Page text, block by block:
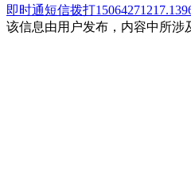
即时通短信拨打
该信息由用户发布，内容中所涉